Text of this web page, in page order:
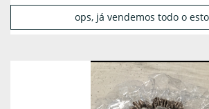
ops, já vendemos todo o